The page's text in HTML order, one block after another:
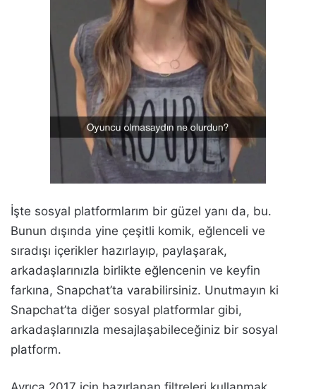
İşte sosyal platformlarım bir güzel yanı da, bu.
Bunun dışında yine çeşitli komik, eğlenceli ve
sıradışı içerikler hazırlayıp, paylaşarak,
arkadaşlarınızla birlikte eğlencenin ve keyfin
farkına, Snapchat’ta varabilirsiniz. Unutmayın ki
Snapchat’ta diğer sosyal platformlar gibi,
arkadaşlarınızla mesajlaşabileceğiniz bir sosyal
platform.